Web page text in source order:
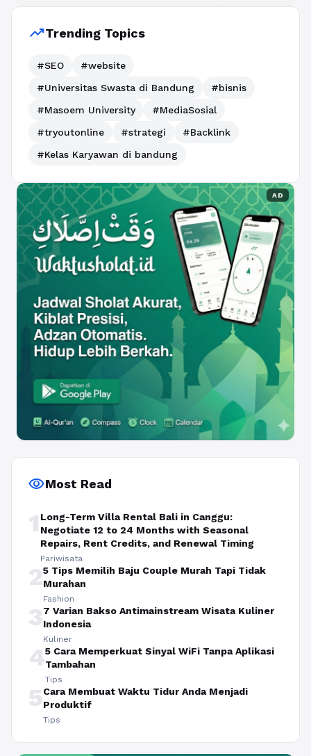
trending_upTrending Topics
#SEO
#website
#Universitas Swasta di Bandung
#bisnis
#Masoem University
#MediaSosial
#tryoutonline
#strategi
#Backlink
#Kelas Karyawan di bandung
AD
visibilityMost Read
1 Long-Term Villa Rental Bali in Canggu:
Negotiate 12 to 24 Months with Seasonal
Repairs, Rent Credits, and Renewal Timing
Pariwisata
25 Tips Memilih Baju Couple Murah Tapi Tidak
Murahan
Fashion
37 Varian Bakso Antimainstream Wisata Kuliner
Indonesia
Kuliner
45 Cara Memperkuat Sinyal WiFi Tanpa Aplikasi
Tambahan
Tips
5Cara Membuat Waktu Tidur Anda Menjadi
Produktif
Tips